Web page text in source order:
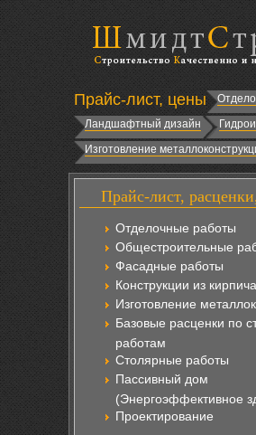
Прайс-лист, цены
Ландшафтный дизайн
Изготовление
Прайс-лист,
Отделочные работы
Общестроительные
Фасадные работы
Конструкции из
Изготовление
Базовые расценки по
работам
Столярные работы
Пассивный дом
(Энергоэффективное
Проектирование